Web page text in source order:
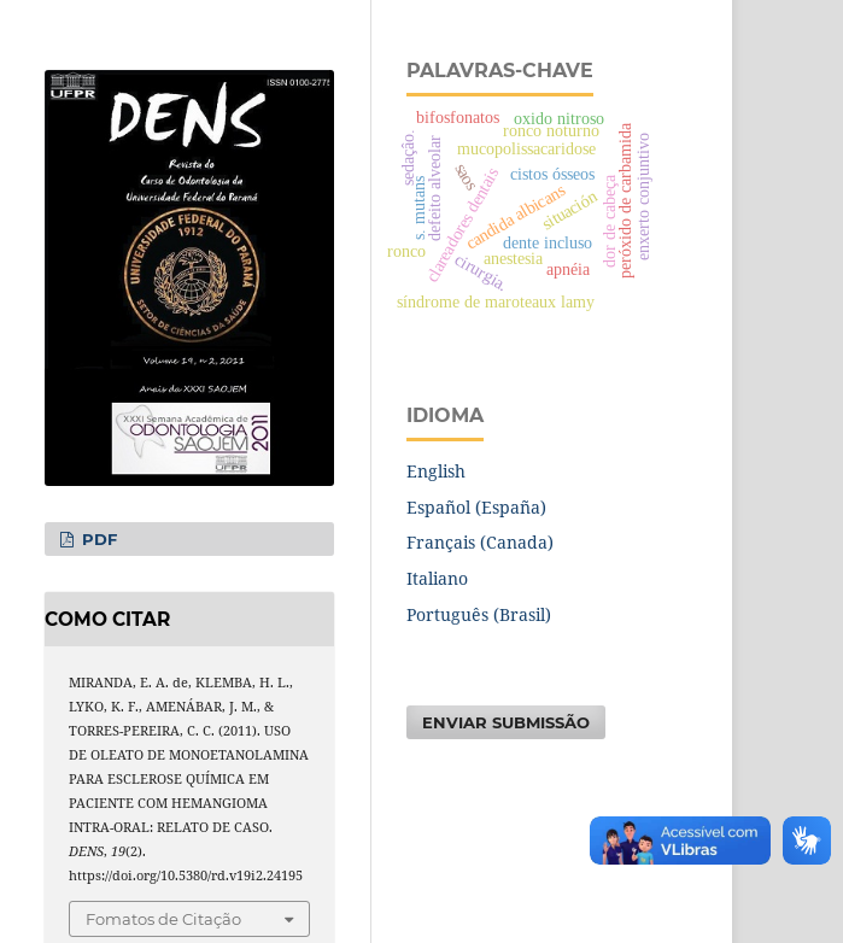
PDF
COMO CITAR
MIRANDA, E. A. de, KLEMBA, H. L.,
LYKO, K. F., AMENÁBAR, J. M., &
TORRES-PEREIRA, C. C. (2011). USO
DE OLEATO DE MONOETANOLAMINA
PARA ESCLEROSE QUÍMICA EM
PACIENTE COM HEMANGIOMA
INTRA-ORAL: RELATO DE CASO.
DENS,19(2).
https://doi.org/10.5380/rd.v19i2.24195
Fomatos de Citação
PALAVRAS-CHAVE
dente incluso dor de cabeça
candida albicans
clareadores dentais peróxido de carbamida
defeito alveolar mucopolissacaridose
síndrome de maroteaux lamy
ronco noturno
cistos ósseos
cirurgia.
s. mutans enxerto conjuntivo
situación
anestesia
oxido nitroso
sedaçâo.
ronco
apnéia
saos
bifosfonatos
IDIOMA
English
Español (España)
Français (Canada)
Italiano
Português (Brasil)
ENVIAR SUBMISSÃO